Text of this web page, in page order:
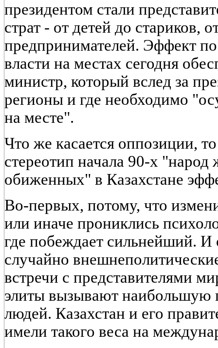
президентом стали
страт - от детей до стариков,
предпринимателей. Эффект
власти на местах сегодня
министр, который вслед за
регионы и где необходимо
на месте".
Что же касается оппозиции,
стереотип начала 90-х "народ
обиженных" в Казахстане
Во-первых, потому, что
или иначе прониклись
где побеждает сильнейший.
случайно
встречи с представителями
элиты вызывают наибольшую
людей. Казахстан и его
имели такого веса на